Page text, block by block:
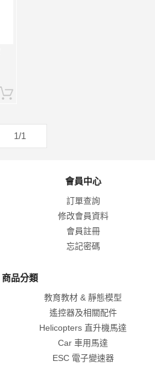
1/1
會員中心
訂單查詢
修改會員資料
會員註冊
忘記密碼
商品分類
教育教材 & 靜態模型
遙控器及相關配件
Helicopters 直升機馬達
Car 車用馬達
ESC 電子變速器